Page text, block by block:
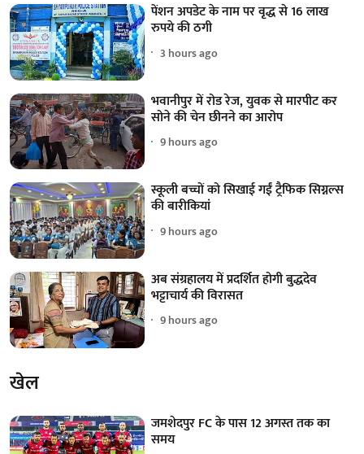
पेंशन अपडेट के नाम पर वृद्ध से 16 लाख
रुपये की ठगी
3 hours ago
भवानीपुर में रोड रेज, युवक से मारपीट कर
सोने की चेन छीनने का आरोप
9 hours ago
स्कूली बच्चों को सिखाई गईं ट्रैफिक सिग्नल्स
की बारीकियां
9 hours ago
अब संग्रहालय में प्रदर्शित होगी बुद्धदेव
भट्टाचार्य की विरासत
9 hours ago
खेल
जमशेदपुर FC के पास 12 अगस्त तक का
समय